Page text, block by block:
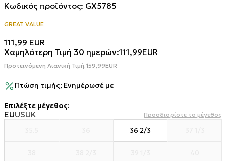
Κωδικός προϊόντος: GX5785
GREAT VALUE
111,99 EUR
Χαμηλότερη Τιμή 30 ημερών:111,99EUR
Προτεινόμενη Λιανική Τιμή:159,99EUR
Πτώση τιμής; Ενημέρωσέ με
Επιλέξτε μέγεθος:
EUUSUK Προσδιορίστε το μέγεθος
36 2/3